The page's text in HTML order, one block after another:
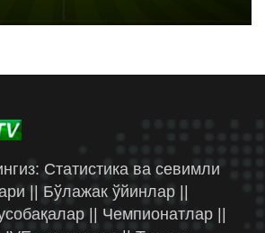
Статистика ва севимли
|| Бўлажак ўйинлар ||
|| Чемпионатлар ||